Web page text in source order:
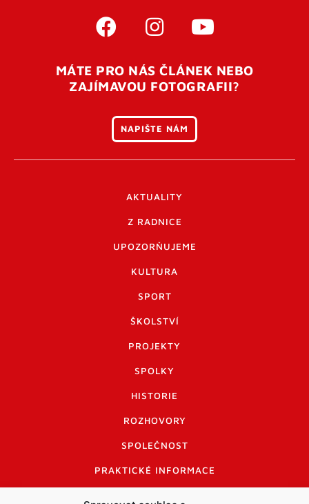
MÁTE PRO NÁS ČLÁNEK NEBO
ZAJÍMAVOU FOTOGRAFII?
NAPIŠTE NÁM
AKTUALITY
Z RADNICE
UPOZORŇUJEME
KULTURA
SPORT
ŠKOLSTVÍ
PROJEKTY
SPOLKY
HISTORIE
ROZHOVORY
SPOLEČNOST
PRAKTICKÉ INFORMACE